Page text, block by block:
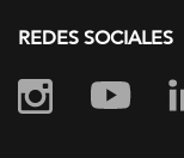
REDES SOCIALES